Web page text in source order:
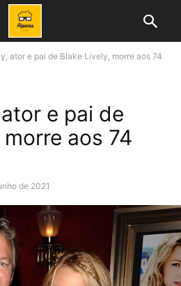
ator e pai de Blake Lively, morre aos 74
e pai de
aos 74
de 2021